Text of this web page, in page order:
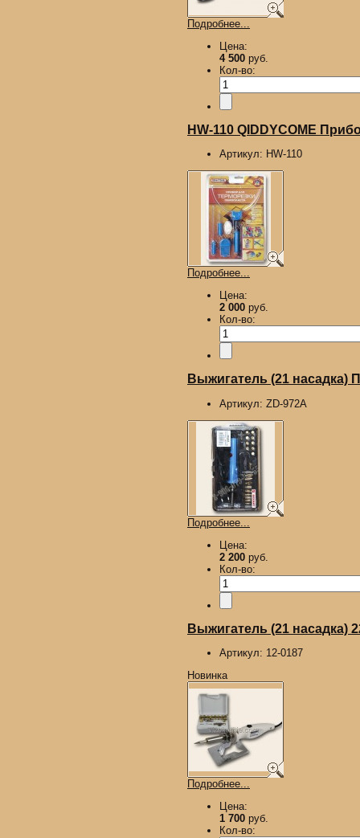
Подробнее...
Цена:
4 500 руб.
Кол-во:
HW-110 QIDDYCOME
Артикул: HW-110
Подробнее...
Цена:
2 000 руб.
Кол-во:
Выжигатель (21 насадка)
Артикул: ZD-972A
Подробнее...
Цена:
2 200 руб.
Кол-во:
Выжигатель (21 насадка)
Артикул: 12-0187
Новинка
Подробнее...
Цена:
1 700 руб.
Кол-во: